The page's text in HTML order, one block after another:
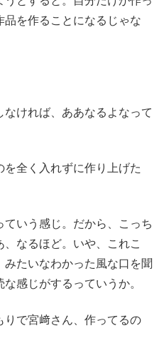
を作ることになるじゃな
なければ、ああなるよなって
を全く入れずに作り上げた
ていう感じ。だから、こっち
なるほど。いや、これこ
たいなわかった風な口を聞
感じがするっていうか。
りで宮﨑さん、作ってるの